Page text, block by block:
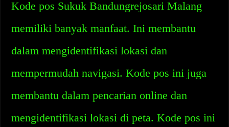
Kode pos Sukuk Bandungrejosari Malang
memiliki banyak manfaat. Ini membantu
dalam mengidentifikasi lokasi dan
mempermudah navigasi. Kode pos ini juga
membantu dalam pencarian online dan
mengidentifikasi lokasi di peta. Kode pos ini